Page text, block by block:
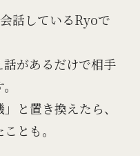
話しているRyoで
があるだけで相手
と置き換えたら、
とも。